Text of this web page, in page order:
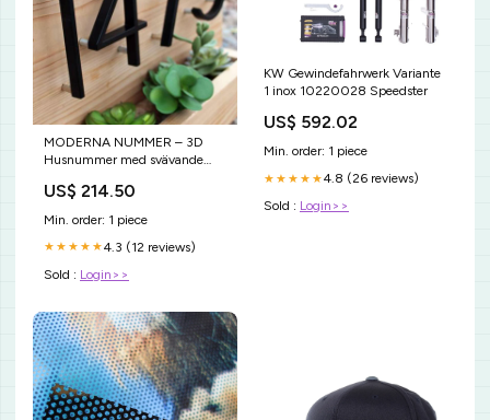
MODERNA NUMMER – 3D
Husnummer med svävande
absorbent bathroom rug
US$ 214.50
Min. order: 1 piece
★★★★★4.3 (12 reviews)
Sold : Login>>
KW Gewindefahrwerk Variante
1 inox 10220028 Speedster
US$ 592.02
Min. order: 1 piece
★★★★★4.8 (26 reviews)
Sold : Login>>